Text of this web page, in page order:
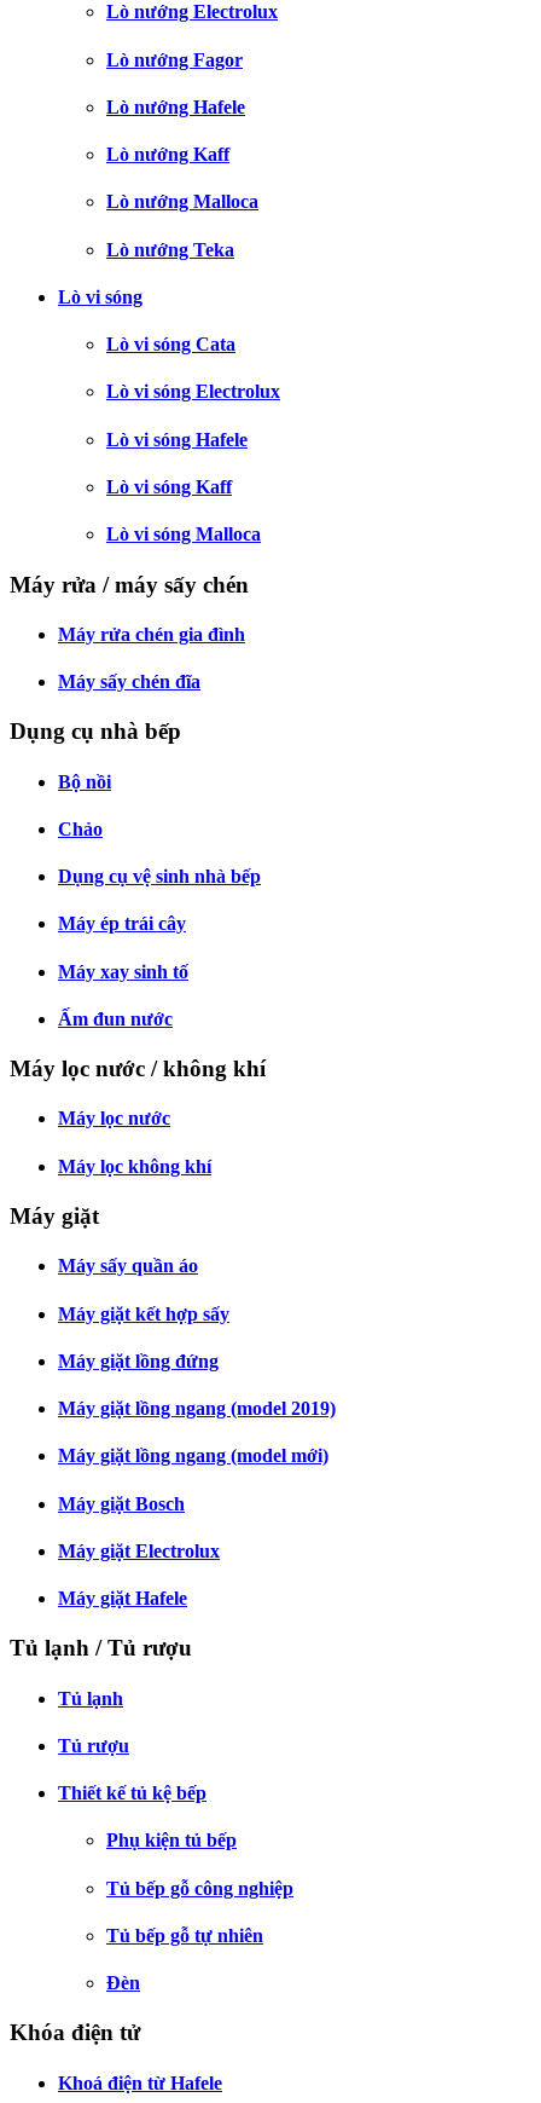
Lò nướng Electrolux
Lò nướng Fagor
Lò nướng Hafele
Lò nướng Kaff
Lò nướng Malloca
Lò nướng Teka
Lò vi sóng
Lò vi sóng Cata
Lò vi sóng Electrolux
Lò vi sóng Hafele
Lò vi sóng Kaff
Lò vi sóng Malloca
Máy rửa / máy sấy chén
Máy rửa chén gia đình
Máy sấy chén đĩa
Dụng cụ nhà bếp
Bộ nồi
Chảo
Dụng cụ vệ sinh nhà bếp
Máy ép trái cây
Máy xay sinh tố
Ấm đun nước
Máy lọc nước / không khí
Máy lọc nước
Máy lọc không khí
Máy giặt
Máy sấy quần áo
Máy giặt kết hợp sấy
Máy giặt lồng đứng
Máy giặt lồng ngang (model 2019)
Máy giặt lồng ngang (model mới)
Máy giặt Bosch
Máy giặt Electrolux
Máy giặt Hafele
Tủ lạnh / Tủ rượu
Tủ lạnh
Tủ rượu
Thiết kế tủ kệ bếp
Phụ kiện tủ bếp
Tủ bếp gỗ công nghiệp
Tủ bếp gỗ tự nhiên
Đèn
Khóa điện tử
Khoá điện từ Hafele